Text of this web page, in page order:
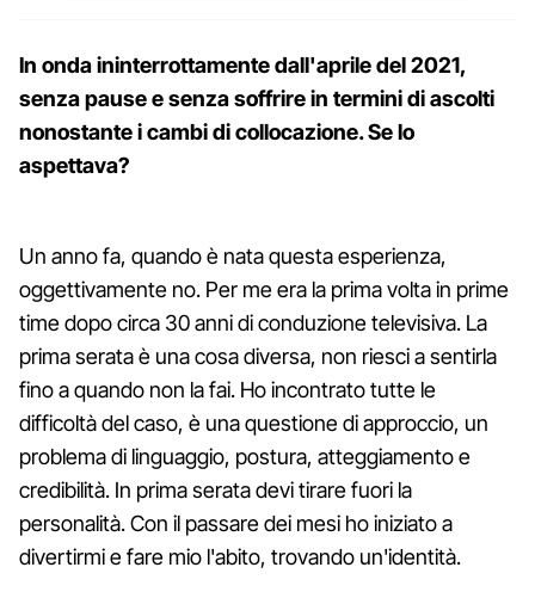
In onda ininterrottamente dall'aprile del 2021,
senza pause e senza soffrire in termini di ascolti
nonostante i cambi di collocazione. Se lo
aspettava?
Un anno fa, quando è nata questa esperienza,
oggettivamente no. Per me era la prima volta in prime
time dopo circa 30 anni di conduzione televisiva. La
prima serata è una cosa diversa, non riesci a sentirla
fino a quando non la fai. Ho incontrato tutte le
difficoltà del caso, è una questione di approccio, un
problema di linguaggio, postura, atteggiamento e
credibilità. In prima serata devi tirare fuori la
personalità. Con il passare dei mesi ho iniziato a
divertirmi e fare mio l'abito, trovando un'identità.